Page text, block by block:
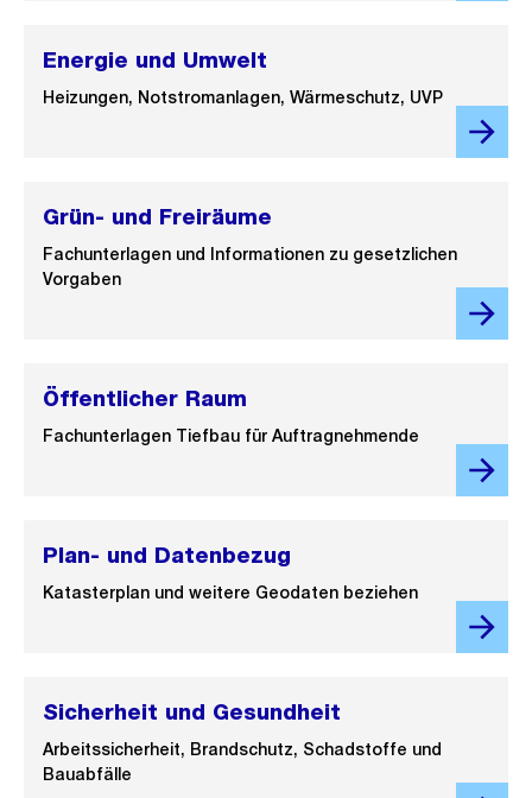
Energie und Umwelt
Heizungen, Notstromanlagen, Wärmeschutz, UVP
Grün- und Freiräume
Fachunterlagen und Informationen zu gesetzlichen
Vorgaben
Öffentlicher Raum
Fachunterlagen Tiefbau für Auftragnehmende
Plan- und Datenbezug
Katasterplan und weitere Geodaten beziehen
Sicherheit und Gesundheit
Arbeitssicherheit, Brandschutz, Schadstoffe und
Bauabfälle